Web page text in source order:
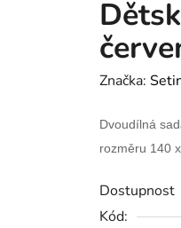
Značka:
Dvoudílná
rozměru 140
Dostupnost
Kód: